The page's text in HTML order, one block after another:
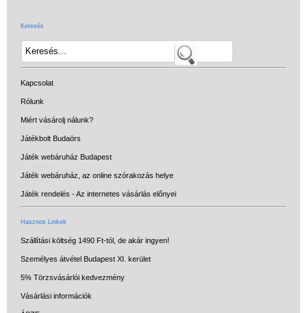
Keresés
Kapcsolat
Rólunk
Miért vásárolj nálunk?
Játékbolt Budaörs
Játék webáruház Budapest
Játék webáruház, az online szórakozás helye
Játék rendelés - Az internetes vásárlás előnyei
Hasznos Linkek
Szállítási költség 1490 Ft-tól, de akár ingyen!
Személyes átvétel Budapest XI. kerület
5% Törzsvásárlói kedvezmény
Vásárlási információk